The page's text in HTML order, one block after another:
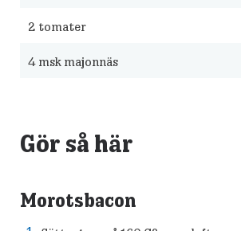
2 tomater
4 msk majonnäs
Gör så här
Morotsbacon